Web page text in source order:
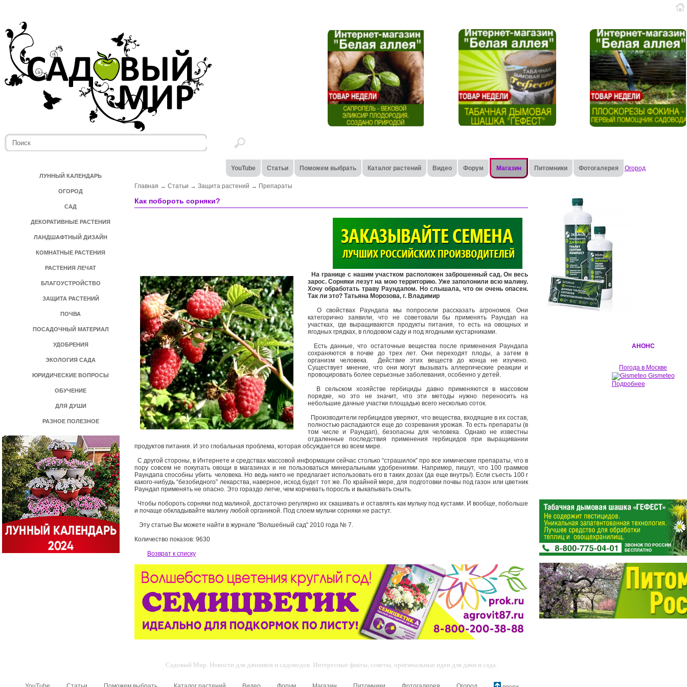
ЛУННЫЙ КАЛЕНДАРЬ
ОГОРОД
САД
ДЕКОРАТИВНЫЕ РАСТЕНИЯ
ЛАНДШАФТНЫЙ ДИЗАЙН
КОМНАТНЫЕ РАСТЕНИЯ
РАСТЕНИЯ ЛЕЧАТ
БЛАГОУСТРОЙСТВО
ЗАЩИТА РАСТЕНИЙ
ПОЧВА
ПОСАДОЧНЫЙ МАТЕРИАЛ
УДОБРЕНИЯ
ЭКОЛОГИЯ САДА
ЮРИДИЧЕСКИЕ ВОПРОСЫ
ОБУЧЕНИЕ
ДЛЯ ДУШИ
РАЗНОЕ ПОЛЕЗНОЕ
YouTube Статьи Поможем выбрать Каталог растений Видео Форум Магазин Питомники Фотогалерея Огород
Главная → Статьи → Защита растений → Препараты
Как побороть сорняки?
>
На границе с нашим участком расположен заброшенный сад. Он весь
зарос. Сорняки лезут на мою территорию. Уже заполонили всю малину.
Хочу обработать траву Раундапом. Но слышала, что он очень опасен.
Так ли это? Татьяна Морозова, г. Владимир
О свойствах Раундапа мы попросили рассказать агрономов. Они
категорично заявили, что не советовали бы применять Раундап на
участках, где выращиваются продукты питания, то есть на овощных и
ягодных грядках, в плодовом саду и под ягодными кустарниками.
Есть данные, что остаточные вещества после применения Раундапа
сохраняются в почве до трех лет. Они переходят плоды, а затем в
организм человека. Действие этих веществ до конца не изучено.
Существует мнение, что они могут вызывать аллергические реакции и
провоцировать более серьезные заболевания, особенно у детей.
В сельском хозяйстве гербициды давно применяются в массовом
порядке, но это не значит, что эти методы нужно переносить на
небольшие дачные участки площадью всего несколько соток.
Производители гербицидов уверяют, что вещества, входящие в их состав,
полностью распадаются еще до созревания урожая. То есть препараты (в
том числе и Раундап), безопасны для человека. Однако не известны
отдаленные последствия применения гербицидов при выращивании
продуктов питания. И это глобальная проблема, которая обсуждается во всем мире.
С другой стороны, в Интернете и средствах массовой информации сейчас столько “страшилок” про все химические препараты, что в
пору совсем не покупать овощи в магазинах и не пользоваться минеральными удобрениями. Например, пишут, что 100 граммов
Раундапа способны убить человека. Но ведь никто не предлагает использовать его в таких дозах (да еще внутрь!). Если съесть 100 г
какого-нибудь “безобидного” лекарства, наверное, исход будет тот же. По крайней мере, для подготовки почвы под газон или цветник
Раундап применять не опасно. Это гораздо легче, чем корчевать поросль и выкапывать сныть.
Чтобы побороть сорняки под малиной, достаточно регулярно их скашивать и оставлять как мульчу под кустами. И вообще, побольше
и почаще обкладывайте малину любой органикой. Под слоем мульчи сорняки не растут.
Эту статью Вы можете найти в журнале "Волшебный сад" 2010 года № 7.
Количество показов: 9630
Возврат к списку
Садовый Мир. Новости для дачников и садоводов. Интересные факты, советы, оригинальные идеи для дачи и сада.
АНОНС
Погода в Москве
Gismeteo
Подробнее